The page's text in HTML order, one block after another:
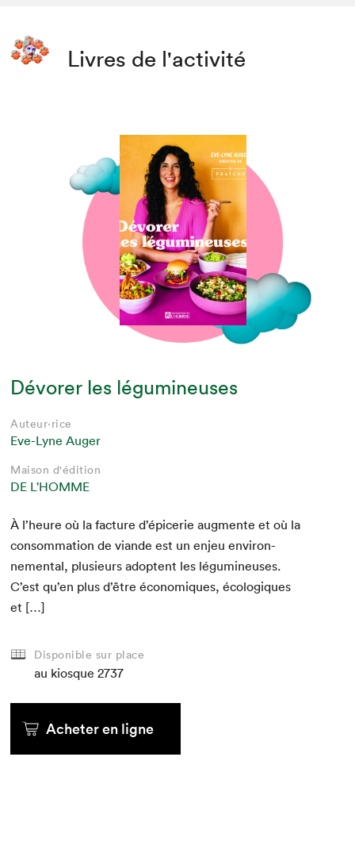
Livres de l'activité
Dévorer les légumineuses
Auteur·rice
Eve-Lyne Auger
Maison d'édition
DE L'HOMME
À l’heure où la fac­ture d’épicerie aug­mente et où la
con­som­ma­tion de viande est un enjeu envi­ron­
nemen­tal, plusieurs adoptent les légu­mineuses.
C’est qu’en plus d’être économiques, écologiques
et […]
Disponible sur place
au kiosque 2737
Acheter en ligne